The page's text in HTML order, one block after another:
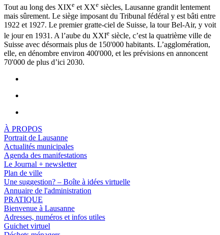
Tout au long des XIXe et XXe siècles, Lausanne grandit lentement
mais sûrement. Le siège imposant du Tribunal fédéral y est bâti entre
1922 et 1927. Le premier gratte-ciel de Suisse, la tour Bel-Air, y voit
le jour en 1931. A l’aube du XXIe siècle, c’est la quatrième ville de
Suisse avec désormais plus de 150'000 habitants. L’agglomération,
elle, en dénombre environ 400'000, et les prévisions en annoncent
70'000 de plus d’ici 2030.
À PROPOS
Portrait de Lausanne
Actualités municipales
Agenda des manifestations
Le Journal + newsletter
Plan de ville
Une suggestion? – Boîte à idées virtuelle
Annuaire de l'administration
PRATIQUE
Bienvenue à Lausanne
Adresses, numéros et infos utiles
Guichet virtuel